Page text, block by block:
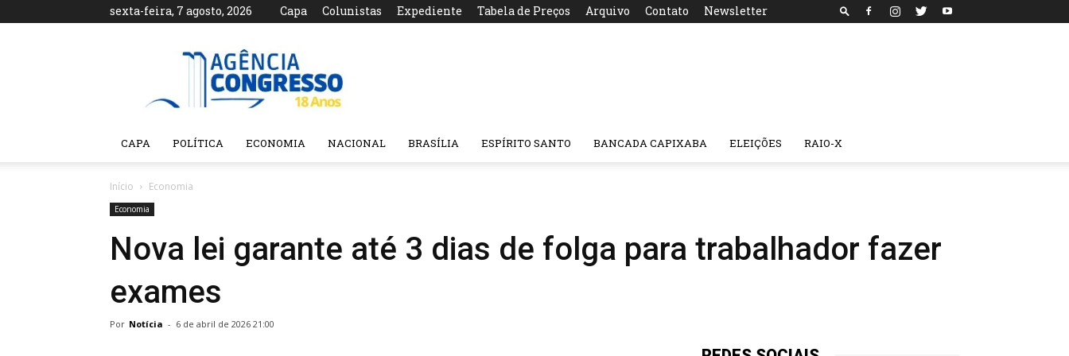
sexta-feira, 7 agosto, 2026 Capa Colunistas Expediente Tabela de Preços Arquivo Contato Newsletter
Agência
CAPA POLÍTICA ECONOMIA NACIONAL BRASÍLIA ESPÍRITO SANTO BANCADA CAPIXABA ELEIÇÕES RAIO-X
Início Economia
Economia
Nova lei garante até 3 dias de folga para trabalhador fazer
exames
Por Notícia - 6 de abril de 2026 21:00